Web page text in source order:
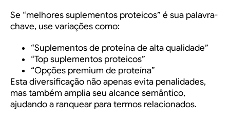
Se “melhores suplementos proteicos” é sua palavra-
chave, use variações como:
“Suplementos de proteína de alta qualidade”
“Top suplementos proteicos”
“Opções premium de proteína”
Esta diversificação não apenas evita penalidades,
mas também amplia seu alcance semântico,
ajudando a ranquear para termos relacionados.